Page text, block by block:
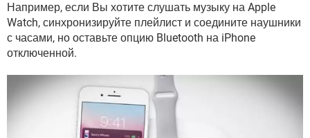
Например, если Вы хотите слушать музыку на Apple
Watch, синхронизируйте плейлист и соедините наушники
с часами, но оставьте опцию Bluetooth на iPhone
отключенной.